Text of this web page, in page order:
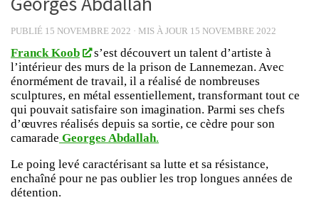
PUBLIÉ 15 NOVEMBRE 2022 · MIS À JOUR 15 NOVEMBRE 2022
Franck Koob
s’est découvert un talent d’artiste à
l’intérieur des murs de la prison de Lannemezan. Avec
énormément de travail, il a réalisé de nombreuses
sculptures, en métal essentiellement, transformant tout ce
qui pouvait satisfaire son imagination. Parmi ses chefs
d’œuvres réalisés depuis sa sortie, ce cèdre pour son
camarade Georges Abdallah.
Le poing levé caractérisant sa lutte et sa résistance,
enchaîné pour ne pas oublier les trop longues années de
détention.